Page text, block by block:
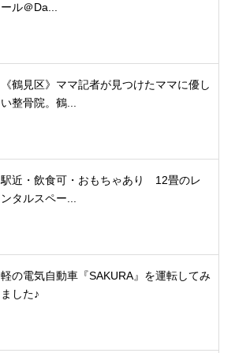
ール＠Da...
《鶴見区》ママ記者が見つけたママに優し
い整骨院。鶴...
駅近・飲食可・おもちゃあり 12畳のレ
ンタルスペー...
軽の電気自動車『SAKURA』を運転してみ
ました♪